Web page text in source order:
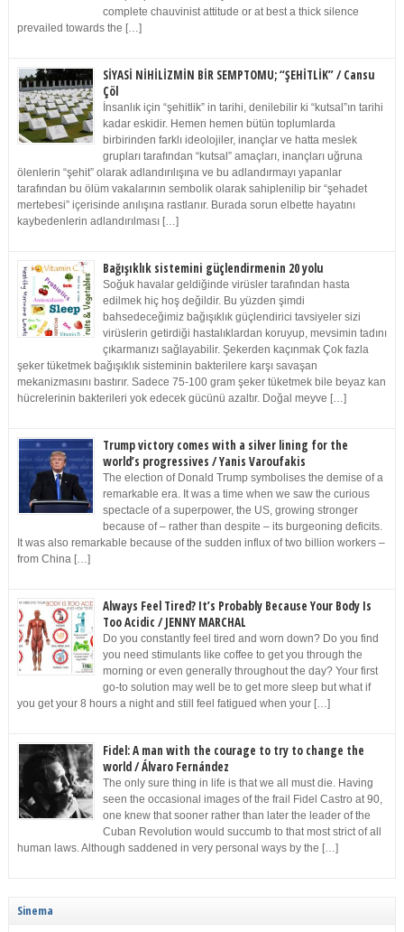
complete chauvinist attitude or at best a thick silence
prevailed towards the […]
SİYASİ NİHİLİZMİN BİR SEMPTOMU; “ŞEHİTLİK” / Cansu
Çöl
İnsanlık için “şehitlik” in tarihi, denilebilir ki “kutsal”ın tarihi
kadar eskidir. Hemen hemen bütün toplumlarda
birbirinden farklı ideolojiler, inançlar ve hatta meslek
grupları tarafından “kutsal” amaçları, inançları uğruna
ölenlerin “şehit” olarak adlandırılışına ve bu adlandırmayı yapanlar
tarafından bu ölüm vakalarının sembolik olarak sahiplenilip bir “şehadet
mertebesi” içerisinde anılışına rastlanır. Burada sorun elbette hayatını
kaybedenlerin adlandırılması […]
Bağışıklık sistemini güçlendirmenin 20 yolu
Soğuk havalar geldiğinde virüsler tarafından hasta
edilmek hiç hoş değildir. Bu yüzden şimdi
bahsedeceğimiz bağışıklık güçlendirici tavsiyeler sizi
virüslerin getirdiği hastalıklardan koruyup, mevsimin tadını
çıkarmanızı sağlayabilir. Şekerden kaçınmak Çok fazla
şeker tüketmek bağışıklık sisteminin bakterilere karşı savaşan
mekanizmasını bastırır. Sadece 75-100 gram şeker tüketmek bile beyaz kan
hücrelerinin bakterileri yok edecek gücünü azaltır. Doğal meyve […]
Trump victory comes with a silver lining for the
world’s progressives / Yanis Varoufakis
The election of Donald Trump symbolises the demise of a
remarkable era. It was a time when we saw the curious
spectacle of a superpower, the US, growing stronger
because of – rather than despite – its burgeoning deficits.
It was also remarkable because of the sudden influx of two billion workers –
from China […]
Always Feel Tired? It’s Probably Because Your Body Is
Too Acidic / JENNY MARCHAL
Do you constantly feel tired and worn down? Do you find
you need stimulants like coffee to get you through the
morning or even generally throughout the day? Your first
go-to solution may well be to get more sleep but what if
you get your 8 hours a night and still feel fatigued when your […]
Fidel: A man with the courage to try to change the
world / Álvaro Fernández
The only sure thing in life is that we all must die. Having
seen the occasional images of the frail Fidel Castro at 90,
one knew that sooner rather than later the leader of the
Cuban Revolution would succumb to that most strict of all
human laws. Although saddened in very personal ways by the […]
Sinema